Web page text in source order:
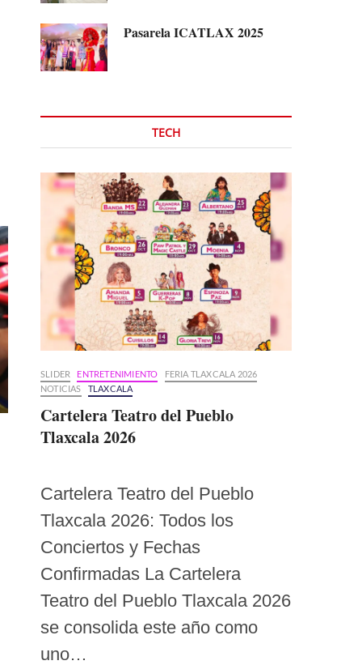
Pasarela ICATLAX 2025
TECH
SLIDER ENTRETENIMIENTO
FERIA TLAXCALA 2026
NOTICIAS
TLAXCALA
Cartelera Teatro del Pueblo
Tlaxcala 2026
Cartelera Teatro del Pueblo
Tlaxcala 2026: Todos los
Conciertos y Fechas
Confirmadas La Cartelera
Teatro del Pueblo Tlaxcala 2026
se consolida este año como
uno…